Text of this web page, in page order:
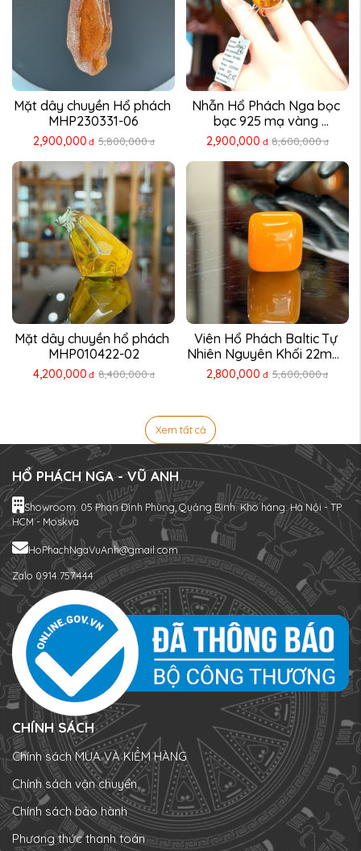
Mặt dây chuyền Hổ phách
MHP230331-06
2,900,000 đ 5,800,000 đ
Nhẫn Hổ Phách Nga bọc
bạc 925 mạ vàng
NHP230311-12
2,900,000 đ 8,600,000 đ
Mặt dây chuyền hổ phách
MHP010422-02
4,200,000 đ 8,400,000 đ
Viên Hổ Phách Baltic Tự
Nhiên Nguyên Khối 22mm
...
2,800,000 đ 5,600,000 đ
Xem tất cả
HỔ PHÁCH NGA - VŨ ANH
Showroom: 05 Phan Đình Phùng, Quảng Bình. Kho hàng: Hà Nội - TP
HCM - Moskva
HoPhachNgaVuAnh@gmail.com
Zalo 0914.757.444
CHÍNH SÁCH
Chính sách MUA VÀ KIỂM HÀNG
Chính sách vận chuyển
Chính sách bảo hành
Phương thức thanh toán